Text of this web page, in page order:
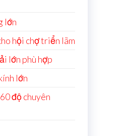
lớn
hội chợ triển lãm
lớn phù hợp
lớn
độ chuyên